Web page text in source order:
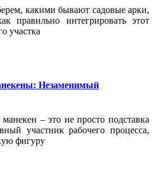
какими бывают садовые арки,
правильно интегрировать этот
участка
Незаменимый
– это не просто подставка
участник рабочего процесса,
фигуру